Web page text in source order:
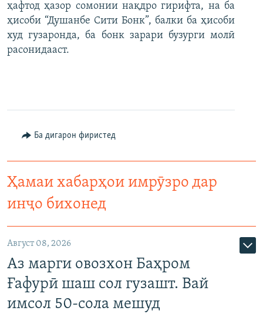
ҳафтод ҳазор сомонии нақдро гирифта, на ба
ҳисоби “Душанбе Сити Бонк”, балки ба ҳисоби
худ гузаронда, ба бонк зарари бузурги молӣ
расонидааст.
Ба дигарон фиристед
Ҳамаи хабарҳои имрӯзро дар
инҷо бихонед
Август 08, 2026
Аз марги овозхон Баҳром
Ғафурӣ шаш сол гузашт. Вай
имсол 50-сола мешуд